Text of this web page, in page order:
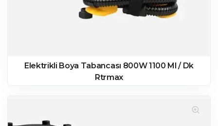
Elektrikli Boya Tabancası 800W 1100 Ml / Dk
Rtrmax